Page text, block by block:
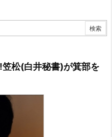
松(白井秘書)が箕部を